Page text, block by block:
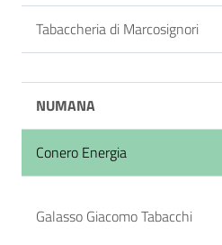
Tabaccheria di Marcosignori
NUMANA
Conero Energia
Galasso Giacomo Tabacchi